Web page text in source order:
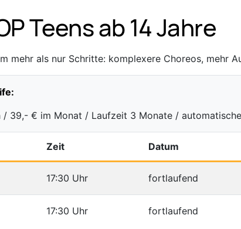
Teens ab 14 Jahre
mehr als nur Schritte: komplexere Choreos, mehr
/ 39,- € im Monat / Laufzeit 3 Monate /
Zeit Datum
17:30 Uhr fortlaufend
17:30 Uhr fortlaufend